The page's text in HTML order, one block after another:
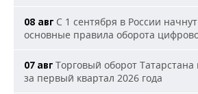
08 авг С 1 сентября в России
основные правила оборота
07 авг Торговый оборот
за первый квартал 2026 года